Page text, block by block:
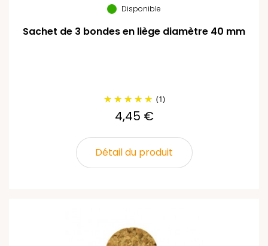
Disponible
Sachet de 3 bondes en liège diamètre 40 mm
(1)
4,45 €
Détail du produit